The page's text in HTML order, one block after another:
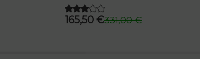
331,00€
165,50 €